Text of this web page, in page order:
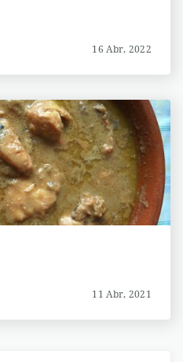
16 Abr, 2022
11 Abr, 2021